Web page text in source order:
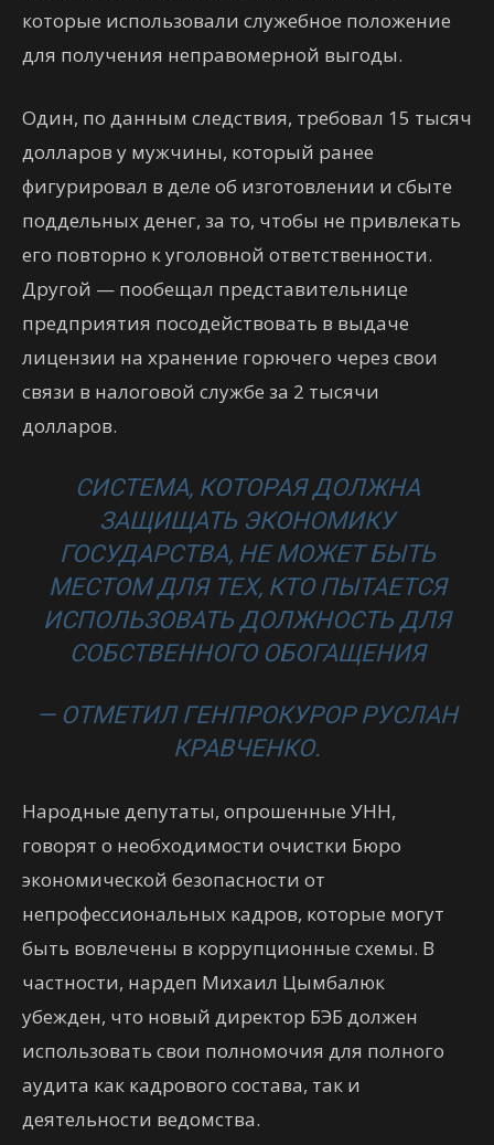
которые использовали служебное положение
для получения неправомерной выгоды.
Один, по данным следствия, требовал 15 тысяч
долларов у мужчины, который ранее
фигурировал в деле об изготовлении и сбыте
поддельных денег, за то, чтобы не привлекать
его повторно к уголовной ответственности.
Другой — пообещал представительнице
предприятия посодействовать в выдаче
лицензии на хранение горючего через свои
связи в налоговой службе за 2 тысячи
долларов.
СИСТЕМА, КОТОРАЯ ДОЛЖНА
ЗАЩИЩАТЬ ЭКОНОМИКУ
ГОСУДАРСТВА, НЕ МОЖЕТ БЫТЬ
МЕСТОМ ДЛЯ ТЕХ, КТО ПЫТАЕТСЯ
ИСПОЛЬЗОВАТЬ ДОЛЖНОСТЬ ДЛЯ
СОБСТВЕННОГО ОБОГАЩЕНИЯ
— ОТМЕТИЛ ГЕНПРОКУРОР РУСЛАН
КРАВЧЕНКО.
Народные депутаты, опрошенные УНН,
говорят о необходимости очистки Бюро
экономической безопасности от
непрофессиональных кадров, которые могут
быть вовлечены в коррупционные схемы. В
частности, нардеп Михаил Цымбалюк
убежден, что новый директор БЭБ должен
использовать свои полномочия для полного
аудита как кадрового состава, так и
деятельности ведомства.